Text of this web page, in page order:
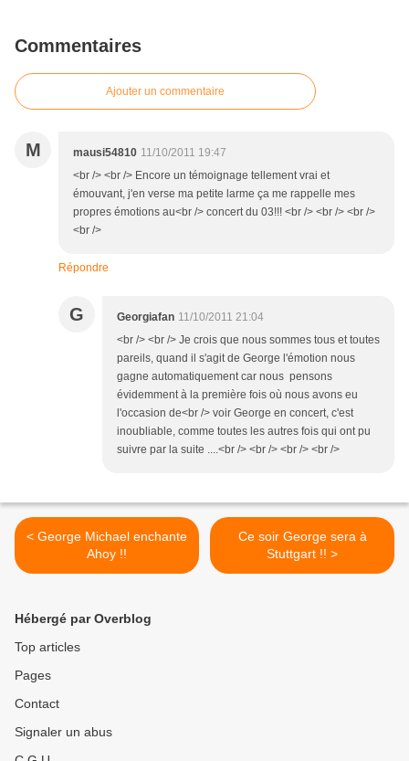
Commentaires
Ajouter un commentaire
M mausi54810 11/10/2011 19:47
<br /> <br /> Encore un témoignage tellement vrai et
émouvant, j'en verse ma petite larme ça me rappelle mes
propres émotions au<br /> concert du 03!!! <br /> <br /> <br />
<br />
Répondre
G Georgiafan 11/10/2011 21:04
<br /> <br /> Je crois que nous sommes tous et toutes
pareils, quand il s'agit de George l'émotion nous
gagne automatiquement car nous pensons
évidemment à la première fois où nous avons eu
l'occasion de<br /> voir George en concert, c'est
inoubliable, comme toutes les autres fois qui ont pu
suivre par la suite ....<br /> <br /> <br /> <br />
< George Michael enchante
Ahoy !!
Ce soir George sera à
Stuttgart !! >
Hébergé par Overblog
Top articles
Pages
Contact
Signaler un abus